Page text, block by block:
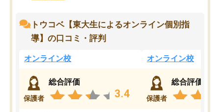
トウコベ【東大生によるオンライン個別指
導】の口コミ・評判
オンライン校
保護者
総合評価
3.4
オンライン校
保護者
総合評価